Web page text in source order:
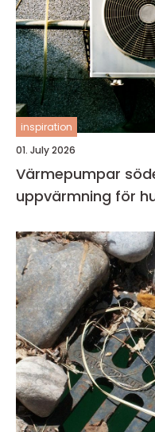
inspiration
01. July 2026
Värmepumpar
uppvärmning för